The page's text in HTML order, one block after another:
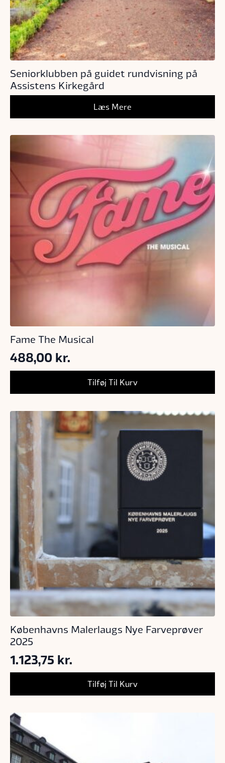
Seniorklubben på guidet rundvisning på
Assistens Kirkegård
Læs Mere
Fame The Musical
488,00kr.
Tilføj Til Kurv
Københavns Malerlaugs Nye Farveprøver
2025
1.123,75 kr.
Tilføj Til Kurv